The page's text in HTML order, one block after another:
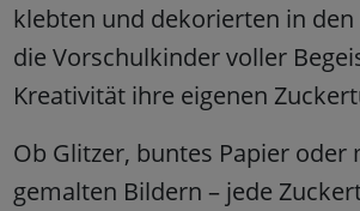
klebten und dekorierten in den
die Vorschulkinder voller
Kreativität ihre eigenen
Ob Glitzer, buntes Papier oder
gemalten Bildern – jede